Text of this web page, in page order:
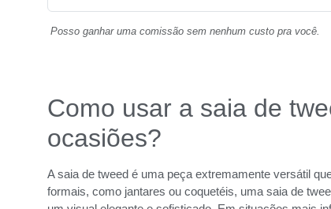
Posso ganhar uma comissão sem nenhum custo pra você.
Como usar a saia de
ocasiões?
A saia de tweed é uma peça extremamente versátil
formais, como jantares ou coquetéis, uma saia de